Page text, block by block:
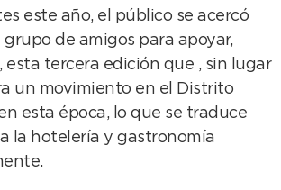
este año, el público se acercó
de amigos para apoyar,
esta tercera edición que , sin lugar
un movimiento en el Distrito
esta época, lo que se traduce
la hotelería y gastronomía